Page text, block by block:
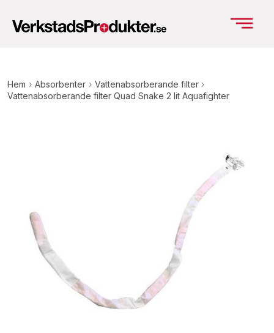
Hem › Absorbenter › Vattenabsorberande filter ›
Vattenabsorberande filter Quad Snake 2 lit Aquafighter